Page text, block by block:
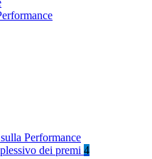
Performance
dei premi 4